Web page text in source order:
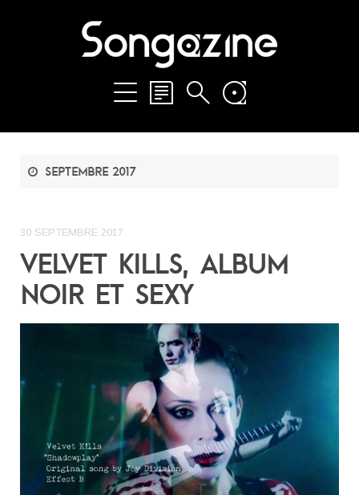
septembre 2017
30 SEPTEMBRE 2017
VELVET KILLS, ALBUM
NOIR ET SEXY